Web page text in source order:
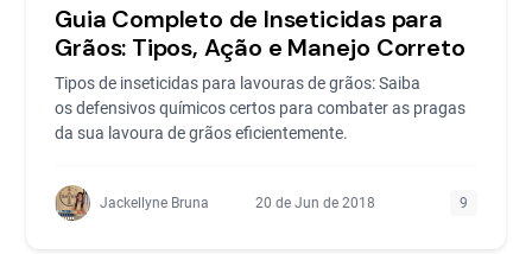
Guia Completo de Inseticidas para
Grãos: Tipos, Ação e Manejo Correto
Tipos de inseticidas para lavouras de grãos: Saiba
os defensivos químicos certos para combater as pragas
da sua lavoura de grãos eficientemente.
Jackellyne Bruna 20 de Jun de 2018 9